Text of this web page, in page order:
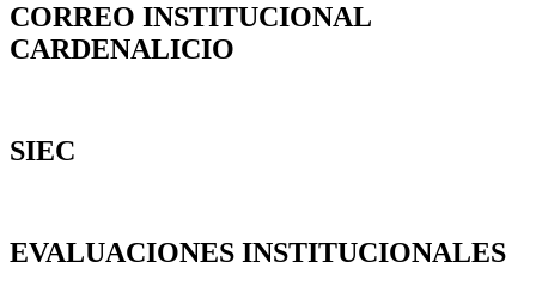
CORREO INSTITUCIONAL
CARDENALICIO
SIEC
EVALUACIONES INSTITUCIONALES